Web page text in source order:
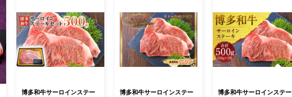
博多和牛サーロインステー
博多和牛サーロインステー
博多和牛サーロインステー